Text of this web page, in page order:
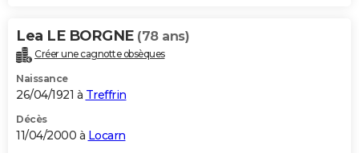
Lea LE BORGNE (78 ans)
Créer une cagnotte obsèques
Naissance
26/04/1921 à Treffrin
Décès
11/04/2000 à Locarn